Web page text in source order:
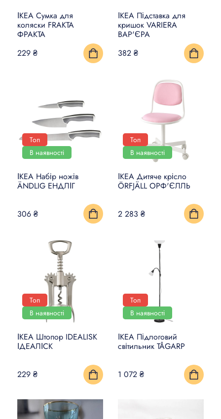
ІКЕА Сумка для
коляски FRAKTA
ФРАКТА
229 ₴
ІКЕА Підставка для
кришок VARIERA
ВАР'ЄРА
382 ₴
Топ
В наявності
ІКЕА Набір ножів
ÄNDLIG ЕНДЛІГ
306 ₴
Топ
В наявності
ІКЕА Дитяче крісло
ÖRFJÄLL ОРФ'ЄЛЛЬ
2 283 ₴
Топ
В наявності
ІКЕА Штопор IDEALISK
ІДЕАЛІСК
229 ₴
Топ
В наявності
ІКЕА Підлоговий
світильник TÅGARP
1 072 ₴